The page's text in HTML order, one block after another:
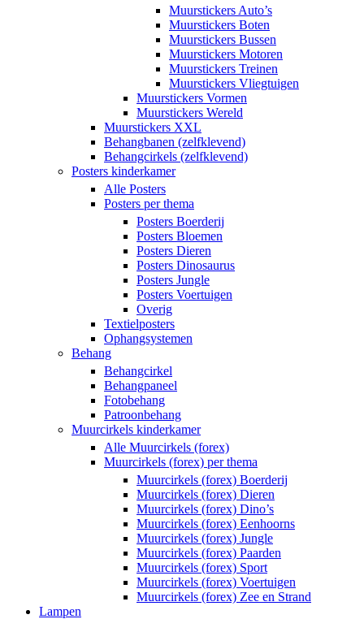
Muurstickers Auto’s
Muurstickers Boten
Muurstickers Bussen
Muurstickers Motoren
Muurstickers Treinen
Muurstickers Vliegtuigen
Muurstickers Vormen
Muurstickers Wereld
Muurstickers XXL
Behangbanen (zelfklevend)
Behangcirkels (zelfklevend)
Posters kinderkamer
Alle Posters
Posters per thema
Posters Boerderij
Posters Bloemen
Posters Dieren
Posters Dinosaurus
Posters Jungle
Posters Voertuigen
Overig
Textielposters
Ophangsystemen
Behang
Behangcirkel
Behangpaneel
Fotobehang
Patroonbehang
Muurcirkels kinderkamer
Alle Muurcirkels (forex)
Muurcirkels (forex) per thema
Muurcirkels (forex) Boerderij
Muurcirkels (forex) Dieren
Muurcirkels (forex) Dino’s
Muurcirkels (forex) Eenhoorns
Muurcirkels (forex) Jungle
Muurcirkels (forex) Paarden
Muurcirkels (forex) Sport
Muurcirkels (forex) Voertuigen
Muurcirkels (forex) Zee en Strand
Lampen